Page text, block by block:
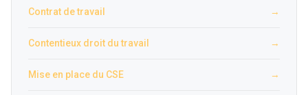
Contrat de travail →
Contentieux droit du travail →
Mise en place du CSE →